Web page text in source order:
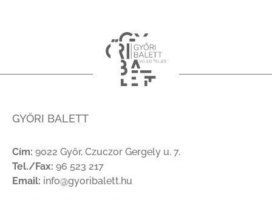
GYŐRI BALETT
Cím: 9022 Győr, Czuczor Gergely u. 7.
Tel./Fax: 96 523 217
Email: info@gyoribalett.hu